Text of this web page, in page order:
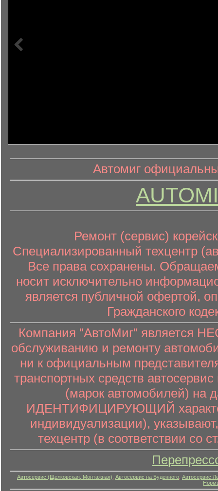
информационный контент
Автомиг
Ремонт (сервис)
Специализированный техцентр
Все права сохранены.
носит исключительно
является публичной офертой,
Гражданского
Компания "АвтоМиг" является
обслуживанию и ремонту
ни к официальным
транспортных средств
(марок автомобилей) на
ИДЕНТИФИЦИРУЮЩИЙ характер
индивидуализации),
техцентр (в соответствии со
Автосервис (Щелковская, Монтажная) Автосервис на Буденного Автосервис